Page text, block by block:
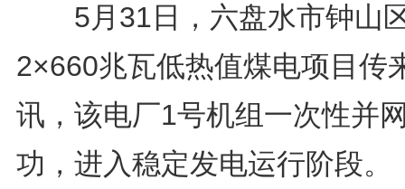
5月31日，六盘水市钟山
2×660兆瓦低热值煤电项目传
讯，该电厂1号机组一次性并
功，进入稳定发电运行阶段。